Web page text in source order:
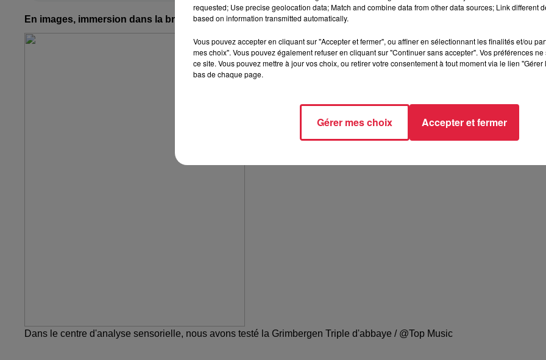
En images, immersion dans la brasserie Kronenbourg à Obernai.
Dans le centre d'analyse sensorielle, nous avons testé la Grimbergen Triple d'abbaye / @Top Music
requested; Use precise geolocation data; Match and combine data from other data sources; Link different
based on information transmitted automatically.
Vous pouvez accepter en cliquant sur "Accepter et fermer", ou affiner en sélectionnant les finalités et/ou
mes choix". Vous pouvez également refuser en cliquant sur "Continuer sans accepter". Vos préférences
ce site. Vous pouvez mettre à jour vos choix, ou retirer votre consentement à tout moment via le lien
bas de chaque page.
Gérer mes choix Accepter et fermer